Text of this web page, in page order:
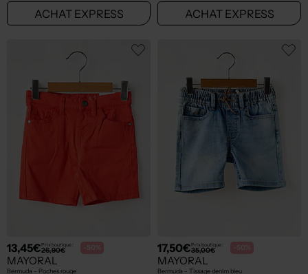
ACHAT EXPRESS ACHAT EXPRESS
13,45€Prix boutique :
26,90€ -50%
MAYORAL
Bermuda - Poches rouge
17,50€Prix boutique :
35,00€ -50%
MAYORAL
Bermuda - Tissage denim bleu